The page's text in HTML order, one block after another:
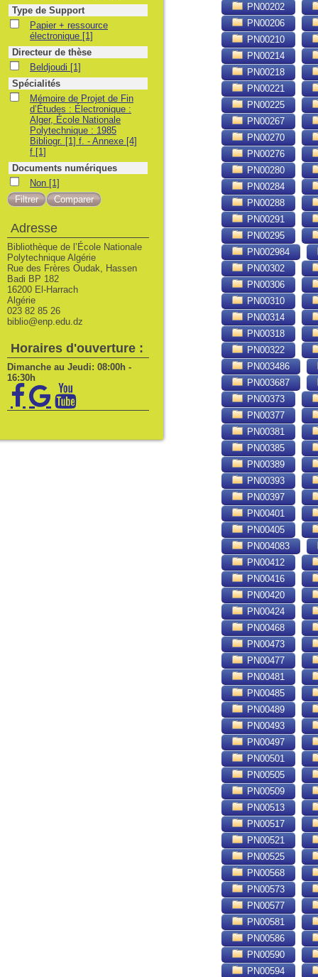
PN00202
PN00206
PN00210
PN00214
PN00218
PN00221
PN00225
PN00267
PN00270
PN00276
PN00280
PN00284
PN00288
PN00291
PN00295
PN002984
PN00302
PN00306
PN00310
PN00314
PN00318
PN00322
PN003486
PN003687
PN00373
PN00377
PN00381
PN00385
PN00389
PN00393
PN00397
PN00401
PN00405
PN004083
PN00412
PN00416
PN00420
PN00424
PN00468
PN00473
PN00477
PN00481
PN00485
PN00489
PN00493
PN00497
PN00501
PN00505
PN00509
PN00513
PN00517
PN00521
PN00525
PN00568
PN00573
PN00577
PN00581
PN00586
PN00590
PN00594
Type de Support
Papier + ressource électronique
Papier + ressource
électronique [1]
Directeur de thèse
BeldjoudiBeldjoudi [1]
Spécialités
Mémoire de Projet de Fin d’Études : Électronique : Alger, École
Mémoire de Projet de Fin
d’Études : Électronique :
Alger, École Nationale
Polytechnique : 1985
Bibliogr. [1] f. - Annexe [4]
f [1]
Documents numériques
Non
Non [1]
Adresse
Bibliothèque de l’École Nationale
Polytechnique Algérie
Rue des Frères Oudak, Hassen
Badi BP 182
16200 El-Harrach
Algérie
023 82 85 26
biblio@enp.edu.dz
Horaires d'ouverture :
Dimanche au Jeudi: 08:00h -
16:30h